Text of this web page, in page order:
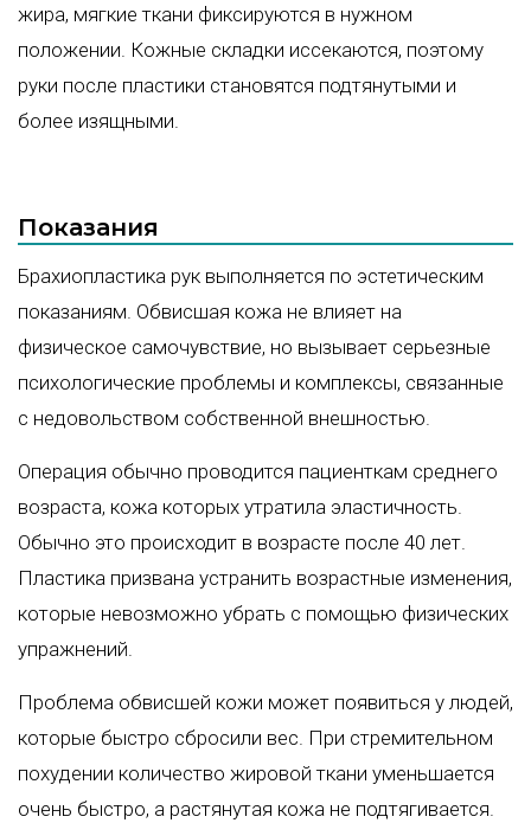
жира, мягкие ткани фиксируются в нужном
положении. Кожные складки иссекаются, поэтому
руки после пластики становятся подтянутыми и
более изящными.
Показания
Брахиопластика рук выполняется по эстетическим
показаниям. Обвисшая кожа не влияет на
физическое самочувствие, но вызывает серьезные
психологические проблемы и комплексы, связанные
с недовольством собственной внешностью.
Операция обычно проводится пациенткам среднего
возраста, кожа которых утратила эластичность.
Обычно это происходит в возрасте после 40 лет.
Пластика призвана устранить возрастные изменения,
которые невозможно убрать с помощью физических
упражнений.
Проблема обвисшей кожи может появиться у людей,
которые быстро сбросили вес. При стремительном
похудении количество жировой ткани уменьшается
очень быстро, а растянутая кожа не подтягивается.